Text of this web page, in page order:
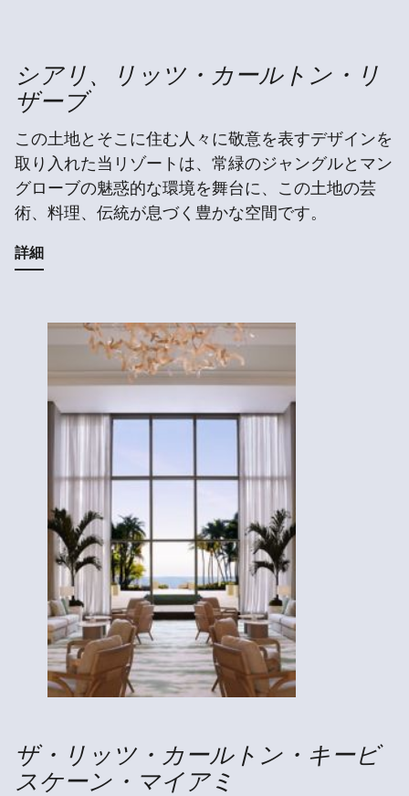
シアリ、リッツ・カールトン・リ
ザーブ
この土地とそこに住む人々に敬意を表すデザインを
取り入れた当リゾートは、常緑のジャングルとマン
グローブの魅惑的な環境を舞台に、この土地の芸
術、料理、伝統が息づく豊かな空間です。
詳細
ザ・リッツ・カールトン・キービ
スケーン・マイアミ